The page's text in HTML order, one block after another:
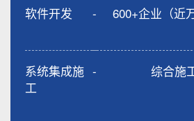
软件开发 -
600+企业（近
系统集成施
工
- 综合施